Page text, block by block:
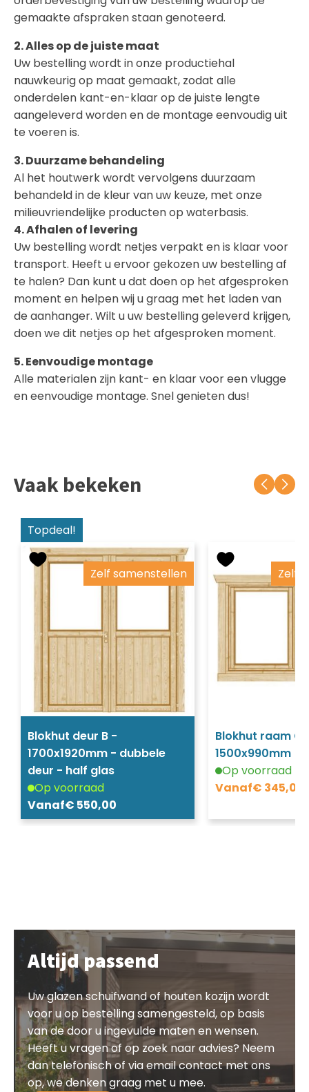
gemaakte afspraken staan genoteerd.
2. Alles op de juiste maat
Uw bestelling wordt in onze productiehal
nauwkeurig op maat gemaakt, zodat alle
onderdelen kant-en-klaar op de juiste lengte
aangeleverd worden en de montage eenvoudig uit
te voeren is.
3. Duurzame behandeling
Al het houtwerk wordt vervolgens duurzaam
behandeld in de kleur van uw keuze, met onze
milieuvriendelijke producten op waterbasis.
4. Afhalen of levering
Uw bestelling wordt netjes verpakt en is klaar voor
transport. Heeft u ervoor gekozen uw bestelling af
te halen? Dan kunt u dat doen op het afgesproken
moment en helpen wij u graag met het laden van
de aanhanger. Wilt u uw bestelling geleverd krijgen,
doen we dit netjes op het afgesproken moment.
5. Eenvoudige montage
Alle materialen zijn kant- en klaar voor een vlugge
en eenvoudige montage. Snel genieten dus!
Vaak bekeken
Zelf samenstellen
Blokhut deur B -
1700x1920mm - dubbele
deur - half glas
Op voorraad
Vanaf€ 550,00
Topdeal!
Zelf
Blokhut raam G
1500x990mm
Op voorraad
Vanaf€ 345,00
Altijd passend
Uw glazen schuifwand of houten kozijn wordt
voor u op bestelling samengesteld, op basis
van de door u ingevulde maten en wensen.
Heeft u vragen of op zoek naar advies? Neem
dan telefonisch of via email contact met ons
op, we denken graag met u mee.